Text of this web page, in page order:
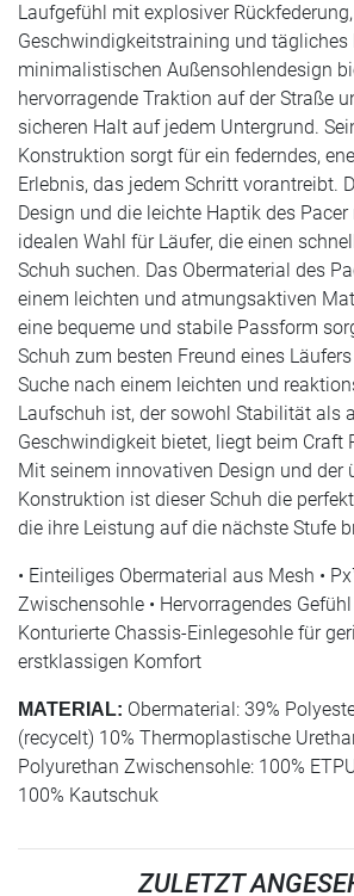
Laufgefühl mit explosiver
Geschwindigkeitstraining und tägliches
minimalistischen Außensohlendesign
hervorragende Traktion auf der Straße
sicheren Halt auf jedem Untergrund.
Konstruktion sorgt für ein federndes,
Erlebnis, das jedem Schritt vorantreibt.
Design und die leichte Haptik des
idealen Wahl für Läufer, die einen
Schuh suchen. Das Obermaterial des
einem leichten und atmungsaktiven
eine bequeme und stabile Passform
Schuh zum besten Freund eines
Suche nach einem leichten und
Laufschuh ist, der sowohl Stabilität als
Geschwindigkeit bietet, liegt beim Craft
Mit seinem innovativen Design und der
Konstruktion ist dieser Schuh die
die ihre Leistung auf die nächste Stufe
• Einteiliges Obermaterial aus Mesh •
Zwischensohle • Hervorragendes
Konturierte Chassis-Einlegesohle für
erstklassigen Komfort
MATERIAL: Obermaterial: 39%
(recycelt) 10% Thermoplastische
Polyurethan Zwischensohle: 100%
100% Kautschuk
ZULETZT